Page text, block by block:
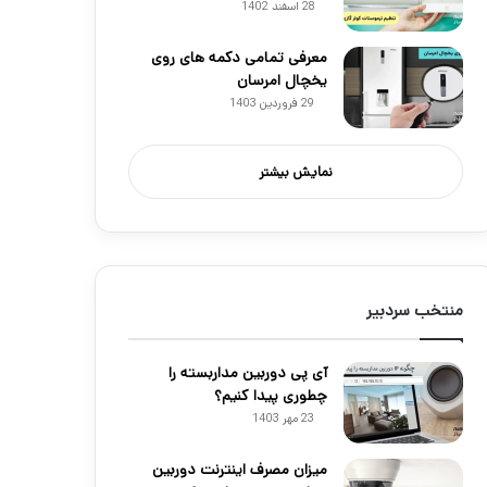
28 اسفند 1402
معرفی تمامی دکمه های روی
یخچال امرسان
29 فروردین 1403
نمایش بیشتر
منتخب سردبیر
آی پی دوربین مداربسته را
چطوری پیدا کنیم؟
23 مهر 1403
میزان مصرف اینترنت دوربین